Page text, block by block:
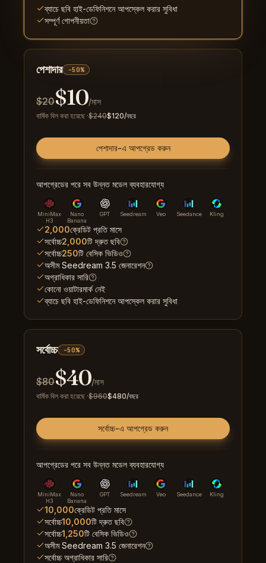
পেশাদার -50%
$20$10/মাস
বার্ষিক বিল করা হয়েছে ·$240$120/বছর
পেশাদার-এ আপগ্রেড করুন
আপগ্রেডের পরে সব উন্নত মডেল ব্যবহারযোগ্য
MiniMax
H3
Nano
Banana
GPT Seedream Veo Seedance Kling
2,000ক্রেডিট প্রতি মাসে
সর্বোচ্চ2,000টি দ্রুত ছবি
সর্বোচ্চ250টি বেসিক ভিডিও
অসীম Seedream 3.5 জেনারেশন
অগ্রাধিকার সারি
কোনো ওয়াটারমার্ক নেই
ব্যাচে ছবি হাই-ডেফিনিশনে আপস্কেল করার সুবিধা
ব্যাচে ছবি হাই-ডেফিনিশনে আপস্কেল করার সুবিধা
সম্পূর্ণ গোপনীয়তা
সর্বোচ্চ -50%
$80$40/মাস
বার্ষিক বিল করা হয়েছে ·$960$480/বছর
সর্বোচ্চ-এ আপগ্রেড করুন
আপগ্রেডের পরে সব উন্নত মডেল ব্যবহারযোগ্য
MiniMax
H3
Nano
Banana
GPT Seedream Veo Seedance Kling
10,000ক্রেডিট প্রতি মাসে
সর্বোচ্চ10,000টি দ্রুত ছবি
সর্বোচ্চ1,250টি বেসিক ভিডিও
অসীম Seedream 3.5 জেনারেশন
সর্বোচ্চ অগ্রাধিকার সারি